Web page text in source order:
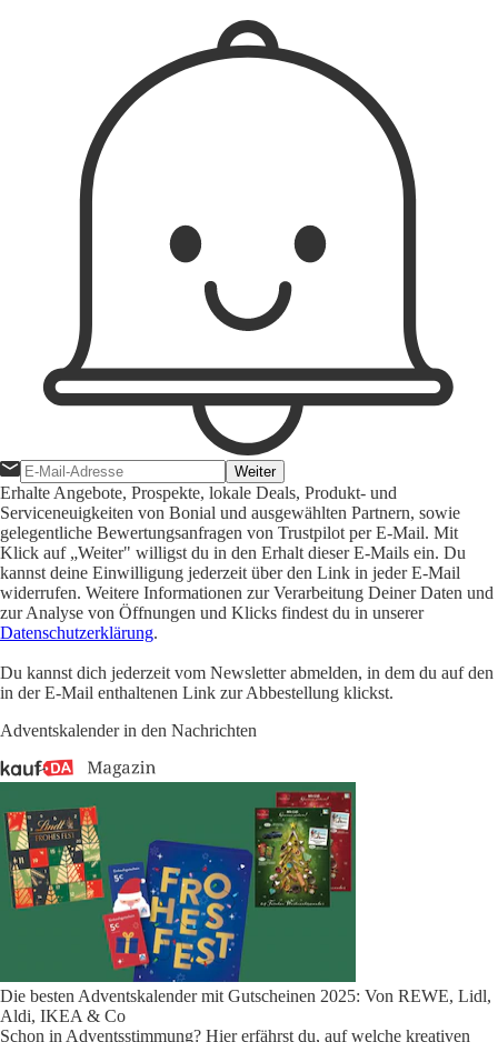
Weiter
Erhalte Angebote, Prospekte, lokale Deals, Produkt- und
Serviceneuigkeiten von Bonial und ausgewählten Partnern, sowie
gelegentliche Bewertungsanfragen von Trustpilot per E-Mail. Mit
Klick auf „Weiter" willigst du in den Erhalt dieser E-Mails ein. Du
kannst deine Einwilligung jederzeit über den Link in jeder E-Mail
widerrufen. Weitere Informationen zur Verarbeitung Deiner Daten und
zur Analyse von Öffnungen und Klicks findest du in unserer
Datenschutzerklärung.
Du kannst dich jederzeit vom Newsletter abmelden, in dem du auf den
in der E-Mail enthaltenen Link zur Abbestellung klickst.
Adventskalender in den Nachrichten
Die besten Adventskalender mit Gutscheinen 2025: Von REWE, Lidl,
Aldi, IKEA & Co
Schon in Adventsstimmung? Hier erfährst du, auf welche kreativen